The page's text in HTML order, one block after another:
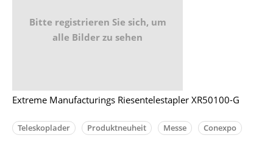
Bitte registrieren Sie sich, um
alle Bilder zu sehen
Extreme Manufacturings Riesentelestapler XR50100-G
Teleskoplader Produktneuheit Messe Conexpo